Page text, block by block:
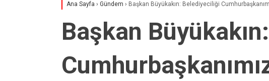
Ana Sayfa › Gündem › Başkan Büyükakın: Belediyeciliği
Başkan